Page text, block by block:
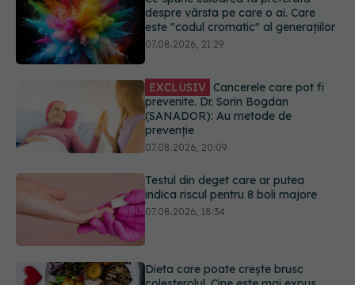
prevenite. Dr. Sorin Bogdan
(SANADOR): Au metode de
prevenție
Testul din deget care ar putea
indica riscul pentru 8 boli majore
07.08.2026, 18:34
Dieta care poate crește brusc
colesterolul. Cine este mai expus
07.08.2026, 17:22
PNRR: 174 de milioane de lei pentru